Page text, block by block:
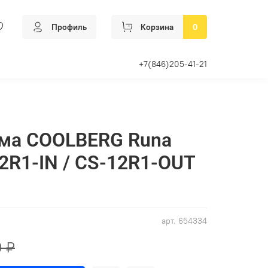
Профиль Корзина 0
+7(846)205-41-21
арт. 654334
СOOLBERG Runa
IN / CS-12R1-OUT
₽